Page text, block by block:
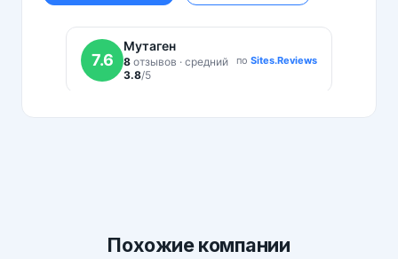
Похожиекомпании